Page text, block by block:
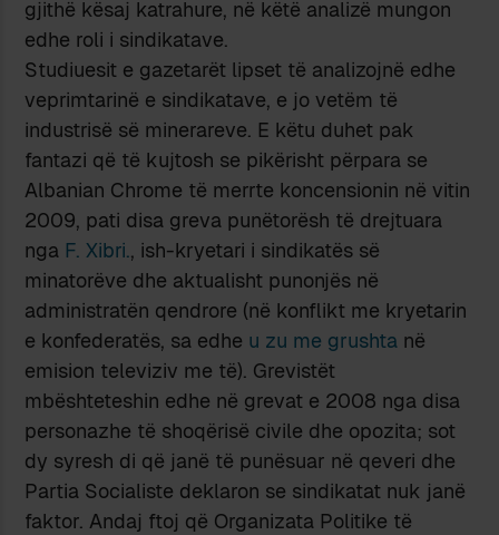
gjithë kësaj katrahure, në këtë analizë mungon
edhe roli i sindikatave.
Studiuesit e gazetarët lipset të analizojnë edhe
veprimtarinë e sindikatave, e jo vetëm të
industrisë së minerareve. E këtu duhet pak
fantazi që të kujtosh se pikërisht përpara se
Albanian Chrome të merrte koncensionin në vitin
2009, pati disa greva punëtorësh të drejtuara
nga F. Xibri., ish-kryetari i sindikatës së
minatorëve dhe aktualisht punonjës në
administratën qendrore (në konflikt me kryetarin
e konfederatës, sa edhe u zu me grushta në
emision televiziv me të). Grevistët
mbështeteshin edhe në grevat e 2008 nga disa
personazhe të shoqërisë civile dhe opozita; sot
dy syresh di që janë të punësuar në qeveri dhe
Partia Socialiste deklaron se sindikatat nuk janë
faktor. Andaj ftoj që Organizata Politike të